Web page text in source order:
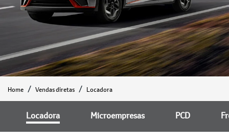
Home Vendas diretas Locadora
Microempresas PCD
Locadora